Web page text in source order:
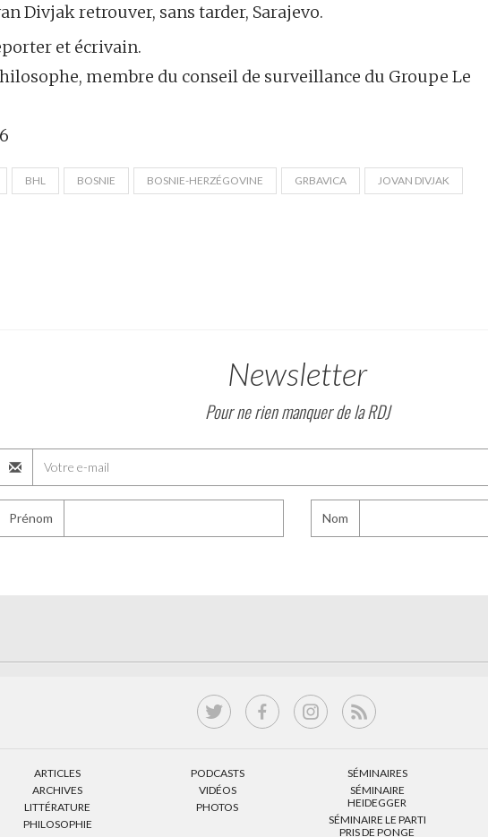
Divjak retrouver, sans tarder, Sarajevo.
et écrivain.
membre du conseil de surveillance du Groupe Le
BHL BOSNIE BOSNIE-HERZÉGOVINE GRBAVICA JOVAN DIVJAK
Newsletter
Pour ne rien manquer de la RDJ
Prénom Nom
ARTICLES
ARCHIVES
LITTÉRATURE
PHILOSOPHIE
PODCASTS
VIDÉOS
PHOTOS
SÉMINAIRES
SÉMINAIRE
HEIDEGGER
SÉMINAIRE LE PARTI
PRIS DE PONGE